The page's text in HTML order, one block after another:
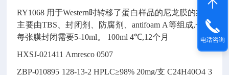
RY1068 用于Western时转移了蛋白样品的尼龙膜的封闭
主要由TBS、封闭剂、防腐剂、antifoam A等组成,一般
每张膜封闭需要5-10ml。
100ml 4℃,12个月
HXSJ-021411 Amresco 0507
ZBP-010895 128-13-2 HPLC≥98% 20mg/支 C24H40O4 3
电话咨询